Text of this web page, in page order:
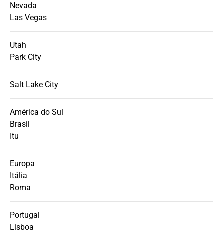
Nevada
Las Vegas
Utah
Park City
Salt Lake City
América do Sul
Brasil
Itu
Europa
Itália
Roma
Portugal
Lisboa